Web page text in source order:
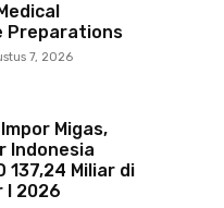
Preparations
7, 2026
Migas,
Indonesia
137,24 Miliar di
I 2026